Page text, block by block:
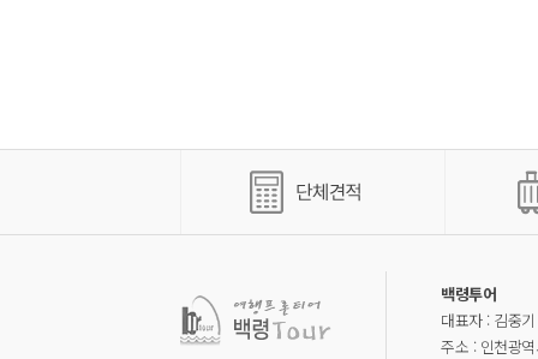
백령투어
대표자 : 김중기
주소 : 인천광